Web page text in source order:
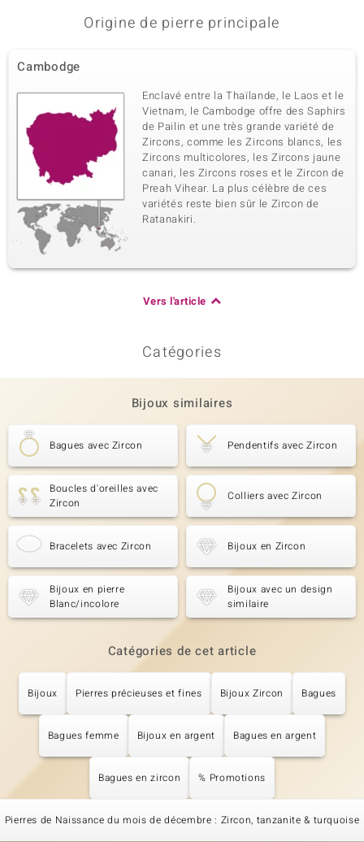
Origine de pierre principale
Cambodge
Enclavé entre la Thaïlande, le Laos et le
Vietnam, le Cambodge offre des Saphirs
de Pailin et une très grande variété de
Zircons, comme les Zircons blancs, les
Zircons multicolores, les Zircons jaune
canari, les Zircons roses et le Zircon de
Preah Vihear. La plus célèbre de ces
variétés reste bien sûr le Zircon de
Ratanakiri.
Vers l'article
Catégories
Bijoux similaires
Bagues avec Zircon Pendentifs avec Zircon
Boucles d'oreilles avec
Zircon
Colliers avec Zircon
Bracelets avec Zircon Bijoux en Zircon
Bijoux en pierre
Blanc/incolore
Bijoux avec un design
similaire
Catégories de cet article
Bijoux Pierres précieuses et fines Bijoux Zircon Bagues
Bagues femme Bijoux en argent Bagues en argent
Bagues en zircon % Promotions
Pierres de Naissance du mois de décembre : Zircon, tanzanite & turquoise